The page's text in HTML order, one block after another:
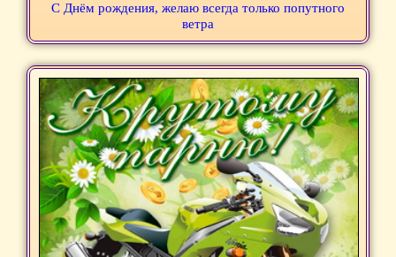
С Днём рождения, желаю всегда только попутного
ветра